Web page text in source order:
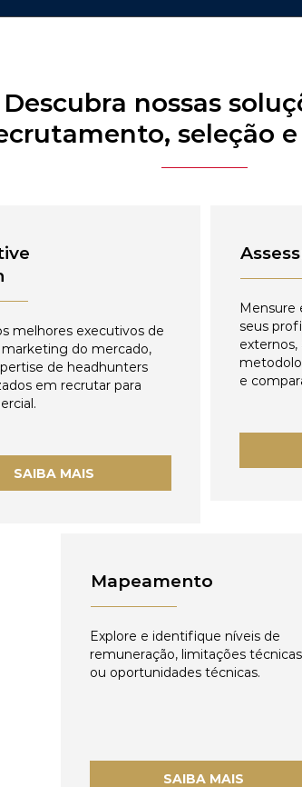
Descubra nossas
seleção
melhores executivos de
do mercado,
de headhunters
em recrutar para
SAIBA MAIS
Mensure
seus
externos,
e
Mapeamento
Explore e identifique níveis de
remuneração, limitações técnicas
ou oportunidades técnicas.
SAIBA MAIS